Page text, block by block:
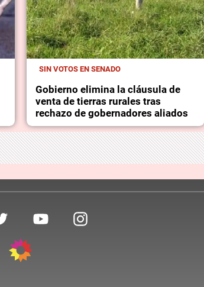
SIN VOTOS EN SENADO
Gobierno elimina la cláusula de
venta de tierras rurales tras
rechazo de gobernadores aliados